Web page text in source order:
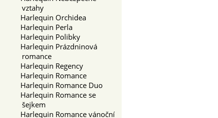
vztahy
Harlequin Orchidea
Harlequin Perla
Harlequin Polibky
Harlequin Prázdninová
romance
Harlequin Regency
Harlequin Romance
Harlequin Romance Duo
Harlequin Romance se
šejkem
Harlequin Romance vánoční